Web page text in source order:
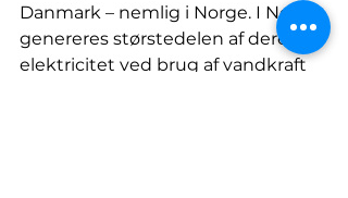
Danmark – nemlig i Norge. I Norge,
genereres størstedelen af deres
elektricitet ved brug af vandkraft